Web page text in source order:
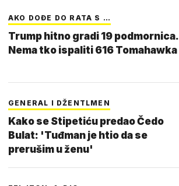
AKO DOĐE DO RATA S …
Trump hitno gradi 19 podmornica.
Nema tko ispaliti 616 Tomahawka
GENERAL I DŽENTLMEN
Kako se Stipetiću predao Čedo
Bulat: 'Tuđman je htio da se
prerušim u ženu'